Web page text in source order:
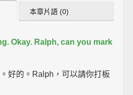
本章片語 (0)
Okay. Ralph, can you mark
好的。Ralph，可以請你打板